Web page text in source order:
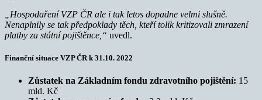
„Hospodaření VZP ČR ale i tak letos dopadne velmi slušně.
Nenaplnily se tak předpoklady těch, kteří tolik kritizovali zmrazení
platby za státní pojištěnce,“ uvedl.
Finanční situace VZP ČR k 31.10. 2022
Zůstatek na Základním fondu zdravotního pojištění: 15
mld. Kč